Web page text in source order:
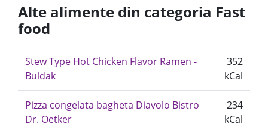
Alte alimente din categoria Fast
food
Stew Type Hot Chicken Flavor Ramen -
Buldak
352
kCal
Pizza congelata bagheta Diavolo Bistro
Dr. Oetker
234
kCal